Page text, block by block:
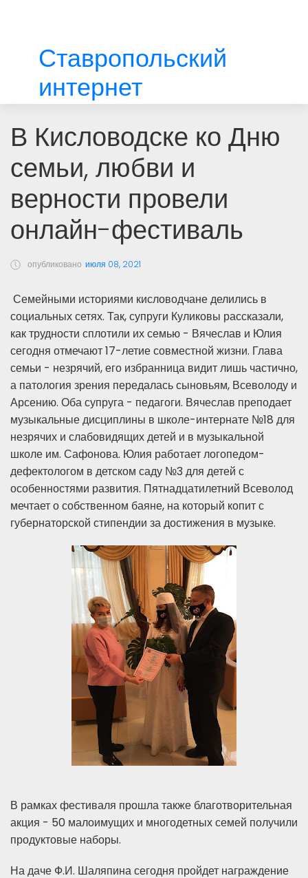
Ставропольский
интернет
В Кисловодске ко Дню
семьи, любви и
верности провели
онлайн-фестиваль
опубликовано июля 08, 2021
Семейными историями кисловодчане делились в
социальных сетях. Так, супруги Куликовы рассказали,
как трудности сплотили их семью - Вячеслав и Юлия
сегодня отмечают 17-летие совместной жизни. Глава
семьи - незрячий, его избранница видит лишь частично,
а патология зрения передалась сыновьям, Всеволоду и
Арсению. Оба супруга - педагоги. Вячеслав преподает
музыкальные дисциплины в школе-интернате №18 для
незрячих и слабовидящих детей и в музыкальной
школе им. Сафонова. Юлия работает логопедом-
дефектологом в детском саду №3 для детей с
особенностями развития. Пятнадцатилетний Всеволод
мечтает о собственном баяне, на который копит с
губернаторской стипендии за достижения в музыке.
В рамках фестиваля прошла также благотворительная
акция - 50 малоимущих и многодетных семей получили
продуктовые наборы.
На даче Ф.И. Шаляпина сегодня пройдет награждение